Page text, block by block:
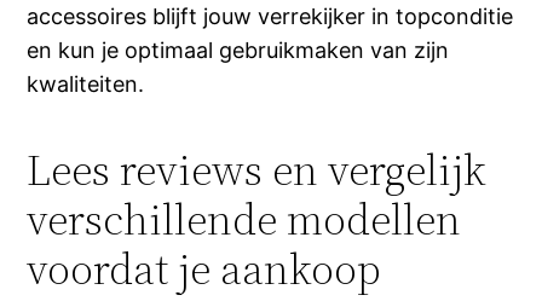
accessoires blijft jouw verrekijker in topconditie
en kun je optimaal gebruikmaken van zijn
kwaliteiten.
Lees reviews en vergelijk
verschillende modellen
voordat je aankoop